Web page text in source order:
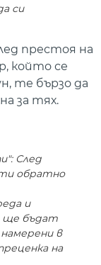
си
престоя на
който се
те бързо да
за тях.
След
обратно
и
ще бъдат
в
на